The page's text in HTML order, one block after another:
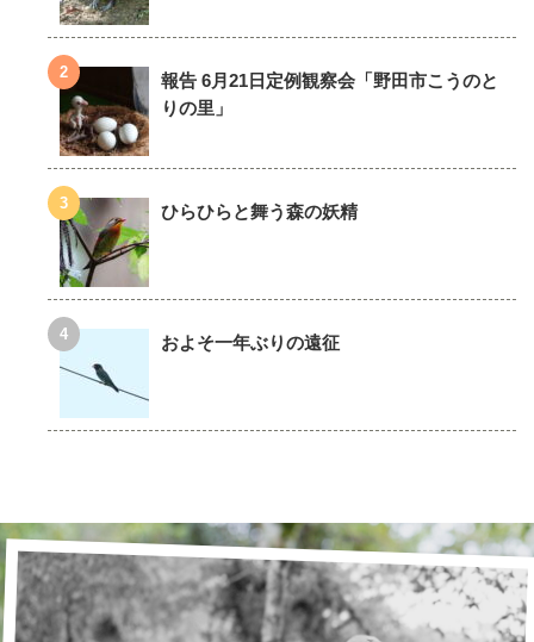
報告 6月21日定例観察会「野田市こうのと
りの里」
ひらひらと舞う森の妖精
およそ一年ぶりの遠征